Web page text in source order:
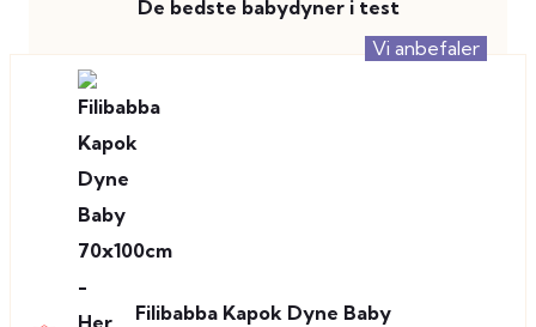
De bedste babydyner i test
Vi anbefaler
Filibabba Kapok Dyne Baby